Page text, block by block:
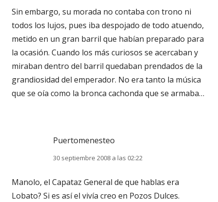
Sin embargo, su morada no contaba con trono ni
todos los lujos, pues iba despojado de todo atuendo,
metido en un gran barril que habían preparado para
la ocasión. Cuando los más curiosos se acercaban y
miraban dentro del barril quedaban prendados de la
grandiosidad del emperador. No era tanto la música
que se oía como la bronca cachonda que se armaba…
Puertomenesteo
30 septiembre 2008 a las 02:22
Manolo, el Capataz General de que hablas era
Lobato? Si es así el vivía creo en Pozos Dulces.